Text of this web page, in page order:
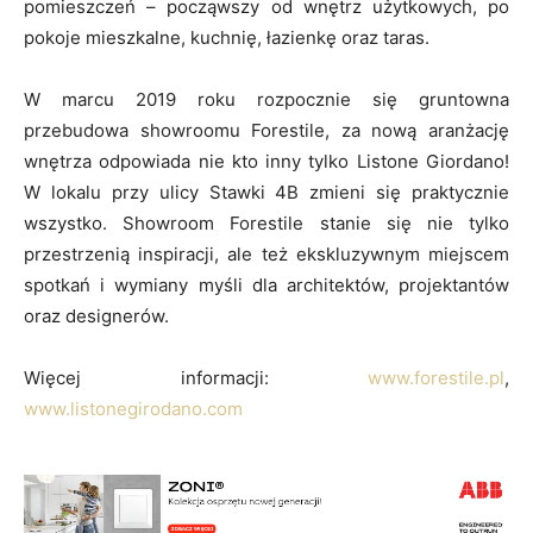
pomieszczeń – począwszy od wnętrz użytkowych, po
pokoje mieszkalne, kuchnię, łazienkę oraz taras.
W marcu 2019 roku rozpocznie się gruntowna
przebudowa showroomu Forestile, za nową aranżację
wnętrza odpowiada nie kto inny tylko Listone Giordano!
W lokalu przy ulicy Stawki 4B zmieni się praktycznie
wszystko. Showroom Forestile stanie się nie tylko
przestrzenią inspiracji, ale też ekskluzywnym miejscem
spotkań i wymiany myśli dla architektów, projektantów
oraz designerów.
Więcej informacji: www.forestile.pl,
www.listonegirodano.com